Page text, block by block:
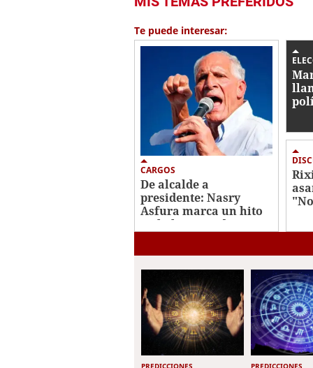
Te puede interesar:
CARGOS
De alcalde a
presidente: Nasry
Asfura marca un hito
en la historia de
PREDICCIONES PREDICCIONES